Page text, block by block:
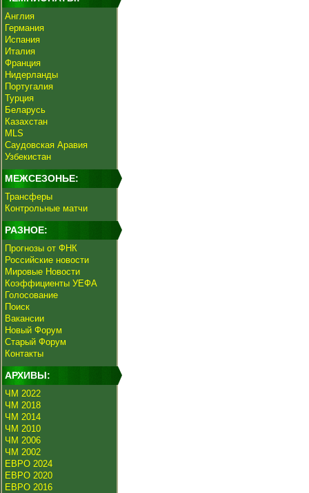
Англия
Германия
Испания
Италия
Франция
Нидерланды
Португалия
Турция
Беларусь
Казахстан
MLS
Саудовская Аравия
Узбекистан
МЕЖСЕЗОНЬЕ:
Трансферы
Контрольные матчи
РАЗНОЕ:
Прогнозы от ФНК
Российские новости
Мировые Новости
Коэффициенты УЕФА
Голосование
Поиск
Вакансии
Новый Форум
Старый Форум
Контакты
АРХИВЫ:
ЧМ 2022
ЧМ 2018
ЧМ 2014
ЧМ 2010
ЧМ 2006
ЧМ 2002
ЕВРО 2024
ЕВРО 2020
ЕВРО 2016